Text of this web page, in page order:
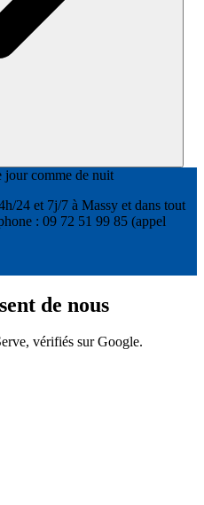
jour comme de nuit
24 et 7j/7 à Massy et dans tout
: 09 72 51 99 85 (appel
de nous
vérifiés sur Google.